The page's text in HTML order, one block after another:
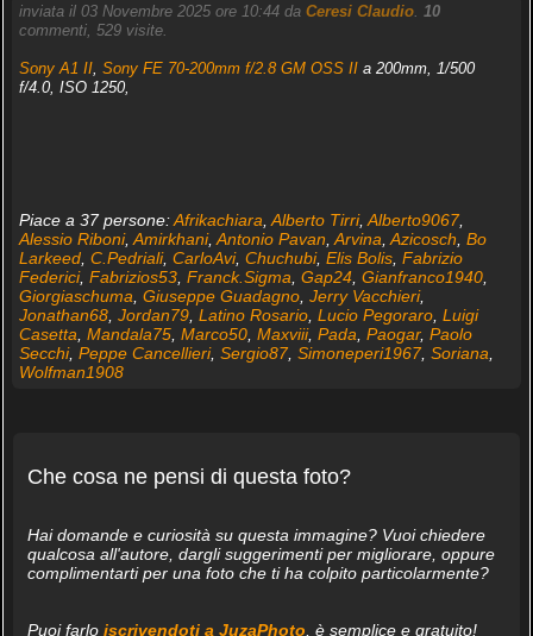
inviata il 03 Novembre 2025 ore 10:44 da Ceresi Claudio. 10
commenti, 529 visite.
Sony A1 II, Sony FE 70-200mm f/2.8 GM OSS IIa 200mm, 1/500
f/4.0, ISO 1250,
Piace a 37 persone:Afrikachiara Alberto Tirri, Alberto9067,
Alessio Riboni, Amirkhani, Antonio Pavan Arvina Azicosch Bo
Larkeed, C.Pedriali, CarloAvi, Chuchubi, Elis Bolis, Fabrizio
Federici, Fabrizios53, Franck.Sigma Gap24, Gianfranco1940,
Giorgiaschuma Giuseppe Guadagno, Jerry Vacchieri,
Jonathan68, Jordan79, Latino Rosario, Lucio Pegoraro, Luigi
Casetta Mandala75, Marco50, Maxviii, Pada Paogar, Paolo
Secchi, Peppe Cancellieri, Sergio87, Simoneperi1967, Soriana
Wolfman1908
Che cosa ne pensi di questa foto?
Hai domande e curiosità su questa immagine? Vuoi chiedere
qualcosa all'autore, dargli suggerimenti per migliorare, oppure
complimentarti per una foto che ti ha colpito particolarmente?
Puoi farlo iscrivendoti a JuzaPhoto, è semplice e gratuito!